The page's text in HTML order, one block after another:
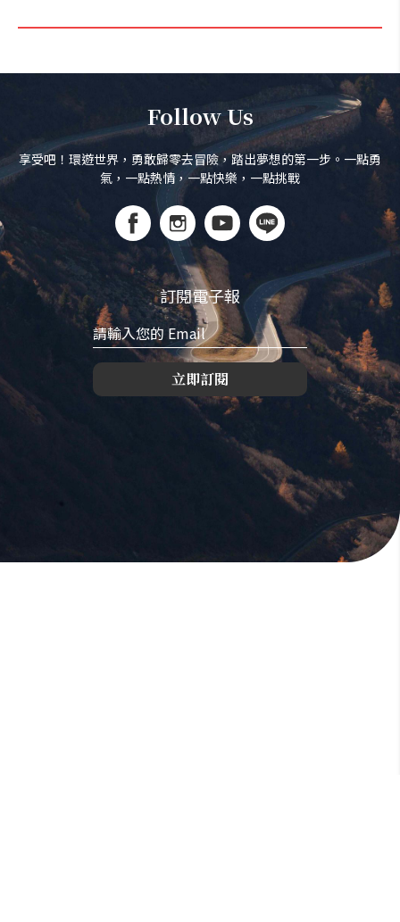
Follow Us
享受吧！環遊世界，勇敢歸零去冒險，踏出夢想的第一步。一點勇
氣，一點熱情，一點快樂，一點挑戰
訂閱電子報
立即訂閱